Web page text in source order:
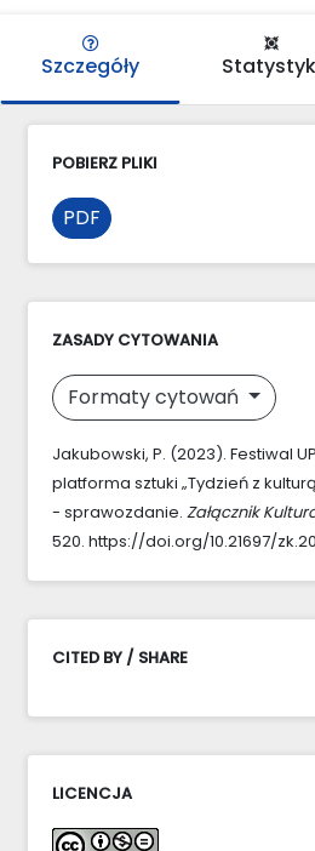
Szczegóły
POBIERZ PLIKI
PDF
ZASADY CYTOWANIA
Formaty cytowań
Jakubowski, P. (2023). Festiwal
platforma sztuki „Tydzień z
- sprawozdanie. Załącznik
520. https://doi.org/10.21697/
CITED BY / SHARE
LICENCJA